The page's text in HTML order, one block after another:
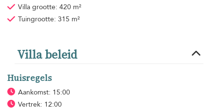
Villa grootte: 420 m²
Tuingrootte: 315 m²
Villa beleid
Huisregels
Aankomst: 15:00
Vertrek: 12:00